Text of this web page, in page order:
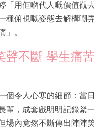
「用佢嗰代人嘅價值觀
種俯視嘅姿態去解構嘲
」。
聲不斷 學生痛
個令人心寒的細節：當
輩，成套戲明明記錄緊
場內竟然不斷傳出陣陣